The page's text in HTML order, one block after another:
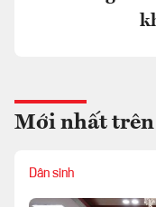
Mới nhất trên
Dân sinh